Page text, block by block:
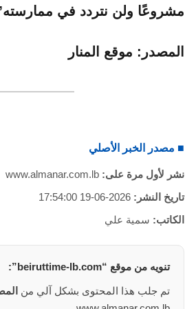
مشروعًا ولن نتردد في
المصدر: موقع المنار
■ مصدر الخبر الأصلي
نشر لأول مرة على: www.almanar.com.lb
تاريخ النشر: 2026-06-19 17:54:00
الكاتب: سمية علي
تنويه منموقع “beiruttime-lb.com”:
تم جلب هذا المحتوى بشكل آلي من